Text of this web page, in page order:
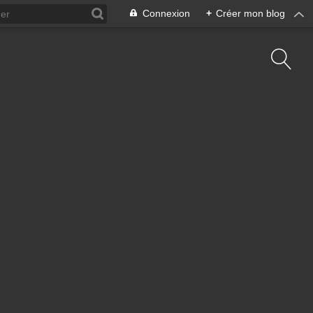
Connexion + Créer mon blog